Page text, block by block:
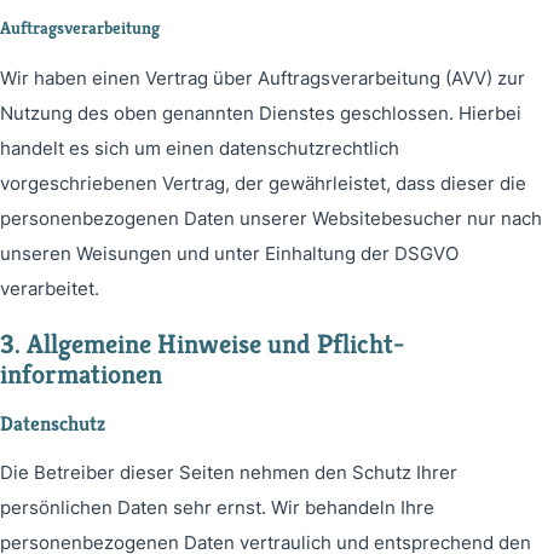
Auftragsverarbeitung
Wir haben einen Vertrag über Auftragsverarbeitung (AVV) zur
Nutzung des oben genannten Dienstes geschlossen. Hierbei
handelt es sich um einen datenschutzrechtlich
vorgeschriebenen Vertrag, der gewährleistet, dass dieser die
personenbezogenen Daten unserer Websitebesucher nur nach
unseren Weisungen und unter Einhaltung der DSGVO
verarbeitet.
3. Allgemeine Hinweise und Pflicht­
informationen
Datenschutz
Die Betreiber dieser Seiten nehmen den Schutz Ihrer
persönlichen Daten sehr ernst. Wir behandeln Ihre
personenbezogenen Daten vertraulich und entsprechend den